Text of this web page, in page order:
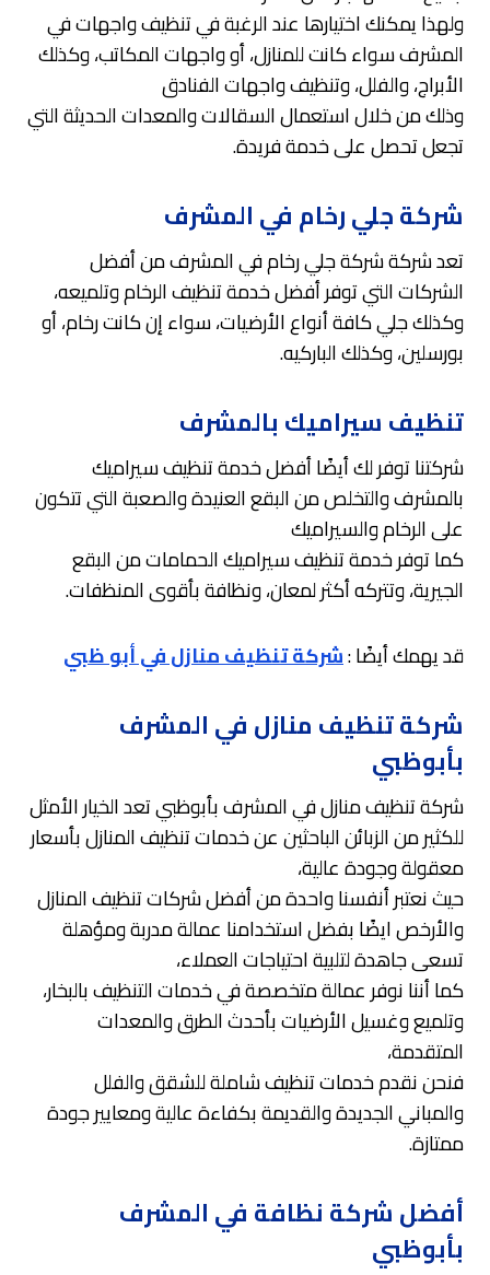
ولهذا يمكنك اختيارها عند الرغبة في تنظيف واجهات في
المشرف سواء كانت للمنازل، أو واجهات المكاتب، وكذلك
الأبراج، والفلل، وتنظيف واجهات الفنادق
وذلك من خلال استعمال السقالات والمعدات الحديثة التي
تجعل تحصل على خدمة فريدة.
شركة جلي رخام في المشرف
تعد شركة شركة جلي رخام في المشرف من أفضل
الشركات التي توفر أفضل خدمة تنظيف الرخام وتلميعه،
وكذلك جلي كافة أنواع الأرضيات، سواء إن كانت رخام، أو
بورسلين، وكذلك الباركيه.
تنظيف سيراميك بالمشرف
شركتنا توفر لك أيضًا أفضل خدمة تنظيف سيراميك
بالمشرف والتخلص من البقع العنيدة والصعبة التي تتكون
على الرخام والسيراميك
كما توفر خدمة تنظيف سيراميك الحمامات من البقع
الجيرية، وتتركه أكثر لمعان، ونظافة بأقوى المنظفات.
قد يهمك أيضًا :شركة تنظيف منازل في أبو ظبي
شركة تنظيف منازل في المشرف
بأبوظبي
شركة تنظيف منازل في المشرف بأبوظبي تعد الخيار الأمثل
للكثير من الزبائن الباحثين عن خدمات تنظيف المنازل بأسعار
معقولة وجودة عالية،
حيث نعتبر أنفسنا واحدة من أفضل شركات تنظيف المنازل
والأرخص ايضًا بفضل استخدامنا عمالة مدربة ومؤهلة
تسعى جاهدة لتلبية احتياجات العملاء،
كما أننا نوفر عمالة متخصصة في خدمات التنظيف بالبخار،
وتلميع وغسيل الأرضيات بأحدث الطرق والمعدات
المتقدمة،
فنحن نقدم خدمات تنظيف شاملة للشقق والفلل
والمباني الجديدة والقديمة بكفاءة عالية ومعايير جودة
ممتازة.
أفضل شركة نظافة في المشرف
بأبوظبي